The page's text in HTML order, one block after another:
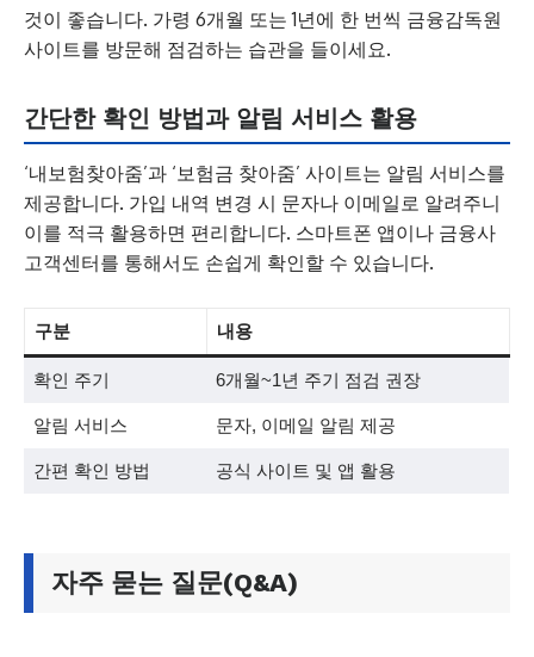
것이 좋습니다. 가령 6개월 또는 1년에 한 번씩 금융감독원
사이트를 방문해 점검하는 습관을 들이세요.
간단한 확인 방법과 알림 서비스 활용
‘내보험찾아줌’과 ‘보험금 찾아줌’ 사이트는 알림 서비스를
제공합니다. 가입 내역 변경 시 문자나 이메일로 알려주니
이를 적극 활용하면 편리합니다. 스마트폰 앱이나 금융사
고객센터를 통해서도 손쉽게 확인할 수 있습니다.
구분 내용
확인 주기 6개월~1년 주기 점검 권장
알림 서비스 문자, 이메일 알림 제공
간편 확인 방법 공식 사이트 및 앱 활용
자주 묻는 질문(Q&A)